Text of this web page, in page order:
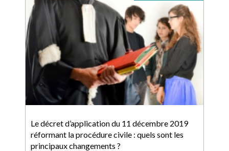
Le décret d’application du 11 décembre 2019
réformant la procédure civile : quels sont les
principaux changements ?